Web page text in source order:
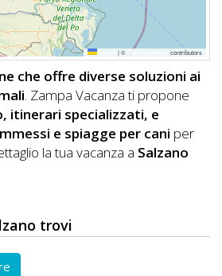
|© contributors
che offre diverse soluzioni ai
. Zampa Vacanza ti propone
itinerari specializzati, e
e spiagge per cani per
la tua vacanza a Salzano
trovi